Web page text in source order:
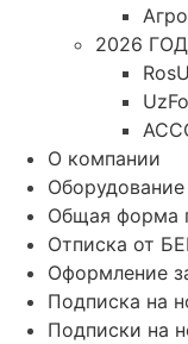
2026 ГОД
О компании
Общая форма
Отписка от
Оформление
Подписка на
Подписки на